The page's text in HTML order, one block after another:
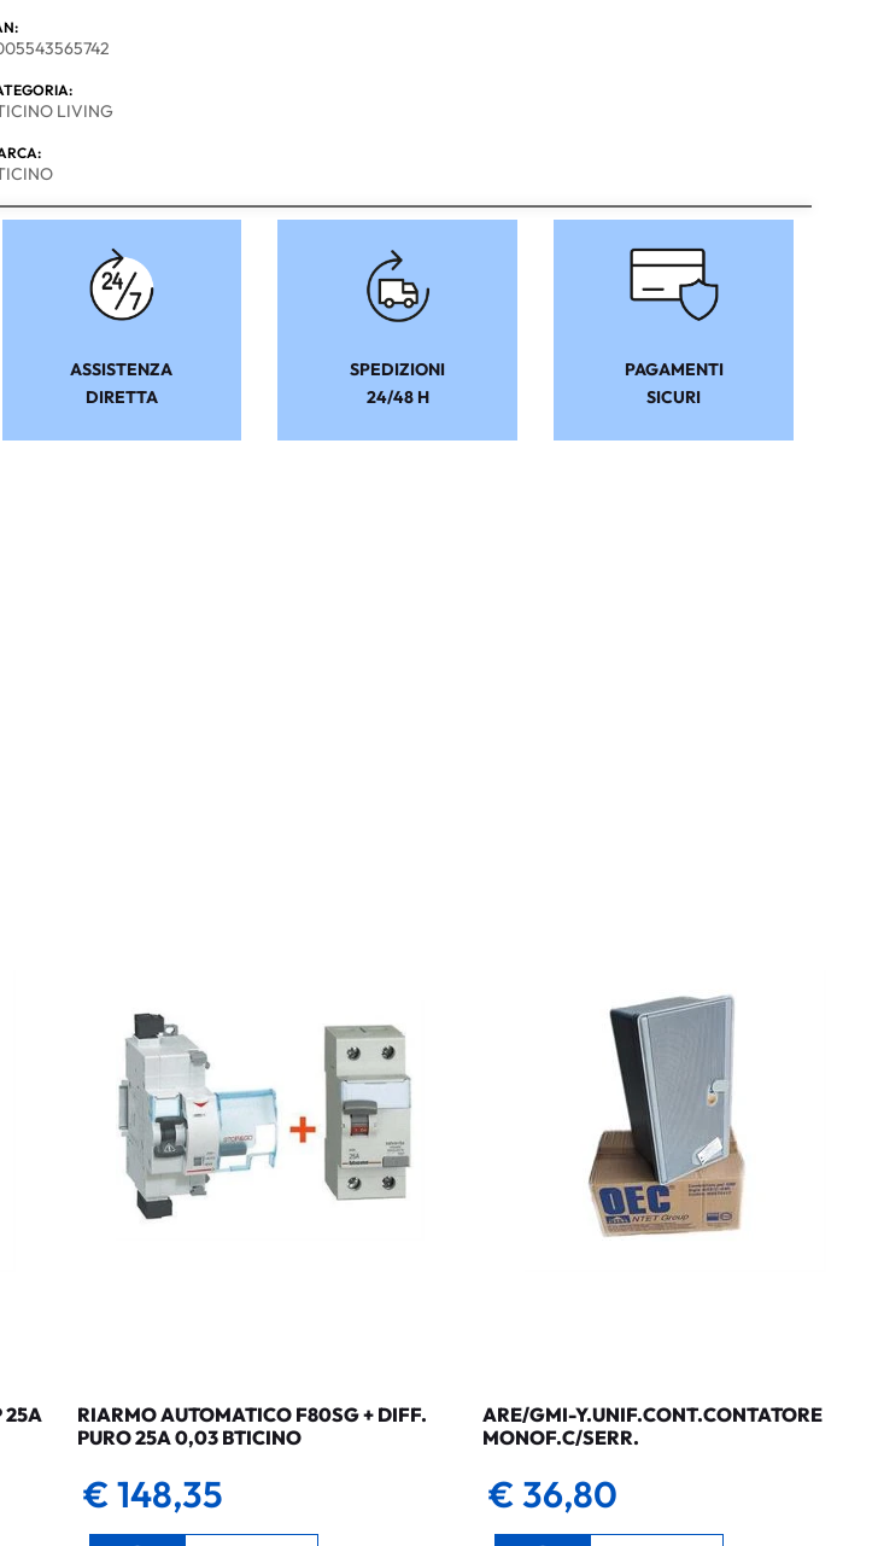
LIVING
ASSISTENZA
DIRETTA
SPEDIZIONI
24/48 H
PAGAMENTI
SICURI
25A
RIARMO AUTOMATICO F80SG + DIFF.
PURO 25A 0,03 BTICINO
€ 148,35
ARE/GMI-Y.UNIF.CONT.CONTATORE
MONOF.C/SERR.
€ 36,80